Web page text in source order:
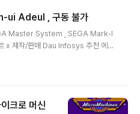
ui Adeul , 구동 불가
Master System , SEGA Mark-I
x 제작/판매 Dau Infosys 추천 에
크로 머신